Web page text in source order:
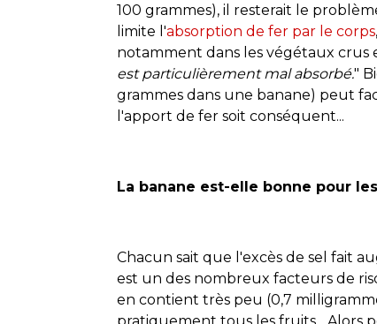
100 grammes), il resterait le
limite l'absorption de fer par le corps
notamment dans les végétaux crus
est particulièrement mal absorbé."
grammes dans une banane) peut
l'apport de fer soit conséquent...
La banane est-elle bonne pour
Chacun sait que l'excès de sel fait
est un des nombreux facteurs de
en contient très peu (0,7
pratiquement tous les fruits... Alors